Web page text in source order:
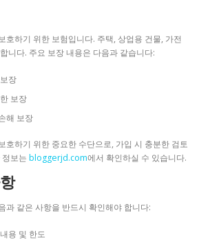
호하기 위한 보험입니다. 주택, 상업용 건물, 가전
니다. 주요 보장 내용은 다음과 같습니다:
장
보장
해 보장
호하기 위한 중요한 수단으로, 가입 시 충분한 검토
보는 bloggerjd.com에서 확인하실 수 있습니다.
과 같은 사항을 반드시 확인해야 합니다:
용 및 한도